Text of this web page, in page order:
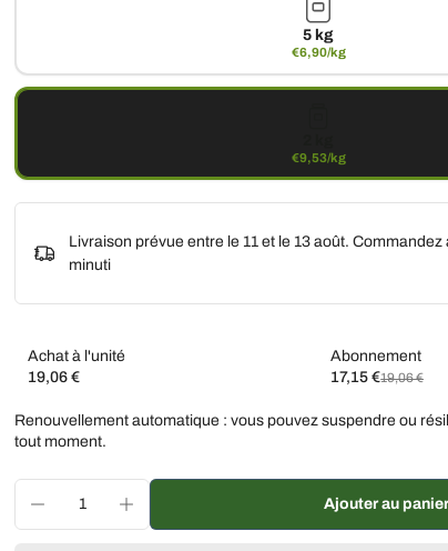
5 kg
€6,90/kg
€9,53/kg
Livraison prévue entre le 11 et le 13 août. Commandez
minuti
Achat à l'unité
19,06 €
Abonnement
17,15 €19,06 €
Abonnez-vous et économisez
Livraison toutes les deux semaines, 10 % de réduction
Livraison tous les mois, 5 % de réduction
Renouvellement automatique : vous pouvez suspendre ou
tout moment.
Ajouter au panier